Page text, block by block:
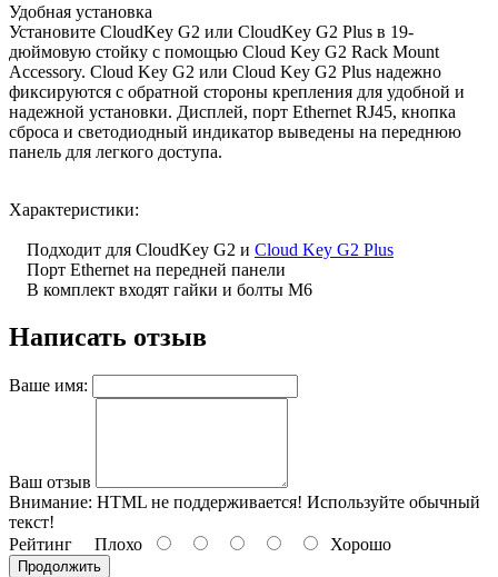
Удобная установка
Установите CloudKey G2 или CloudKey G2 Plus в 19-
дюймовую стойку с помощью Cloud Key G2 Rack Mount
Accessory. Cloud Key G2 или Cloud Key G2 Plus надежно
фиксируются с обратной стороны крепления для удобной и
надежной установки. Дисплей, порт Ethernet RJ45, кнопка
сброса и светодиодный индикатор выведены на переднюю
панель для легкого доступа.
Характеристики:
Подходит для CloudKey G2 и Cloud Key G2 Plus
Порт Ethernet на передней панели
В комплект входят гайки и болты M6
Написать отзыв
Ваше имя:
Ваш отзыв
Внимание: HTML не поддерживается! Используйте обычный
текст!
Рейтинг Плохо Хорошо
Продолжить